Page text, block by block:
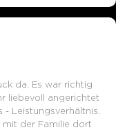
da. Es war richtig
liebevoll angerichtet
Leistungsverhältnis.
mit der Familie dort